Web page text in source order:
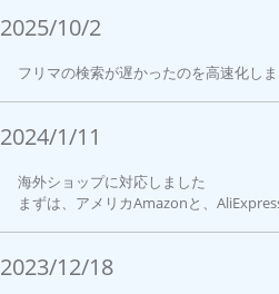
2025/10/2
フリマの検索が遅かったのを高速化し
2024/1/11
海外ショップに対応しました
まずは、アメリカAmazonと、
2023/12/18